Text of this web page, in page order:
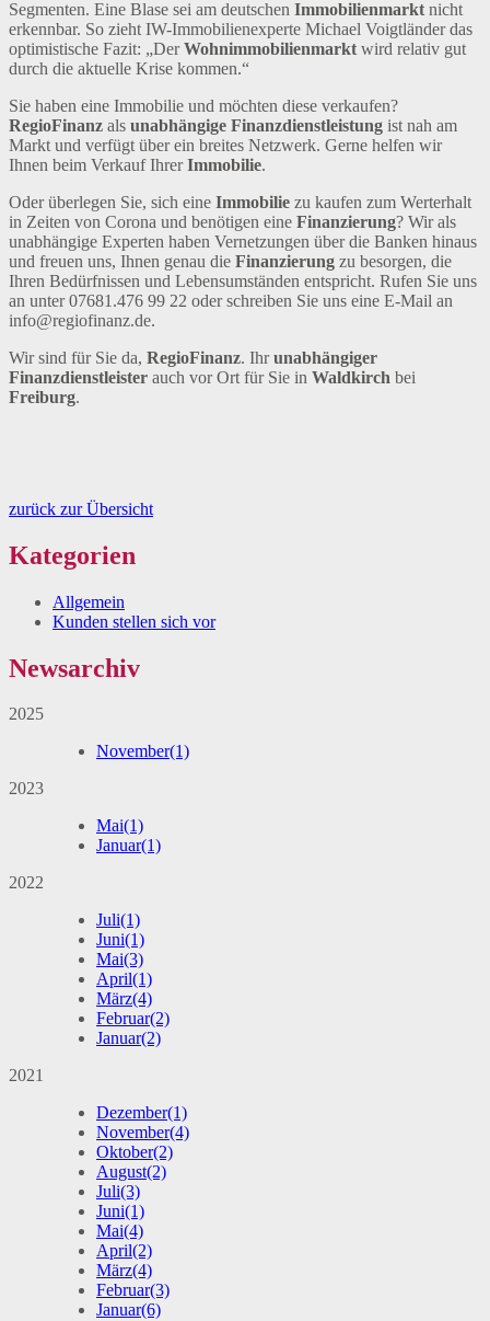
Segmenten. Eine Blase sei am deutschen Immobilienmarkt nicht
erkennbar. So zieht IW-Immobilienexperte Michael Voigtländer das
optimistische Fazit: „DerWohnimmobilienmarkt wird relativ gut
durch die aktuelle Krise kommen.“
Sie haben eine Immobilie und möchten diese verkaufen?
RegioFinanz als unabhängige Finanzdienstleistung ist nah am
Markt und verfügt über ein breites Netzwerk. Gerne helfen wir
Ihnen beim Verkauf IhrerImmobilie.
Oder überlegen Sie, sich eine Immobilie zu kaufen zum Werterhalt
in Zeiten von Corona und benötigen eine Finanzierung? Wir als
unabhängige Experten haben Vernetzungen über die Banken hinaus
und freuen uns, Ihnen genau die Finanzierung zu besorgen, die
Ihren Bedürfnissen und Lebensumständen entspricht. Rufen Sie uns
an unter 07681.476 99 22 oder schreiben Sie uns eine E-Mail an
info@regiofinanz.de.
Wir sind für Sie da, RegioFinanz. Ihrunabhängiger
Finanzdienstleister auch vor Ort für Sie in Waldkirch bei
Freiburg.
zurück zur Übersicht
Kategorien
Allgemein
Kunden stellen sich vor
Newsarchiv
2025
November(1)
2023
Mai(1)
Januar(1)
2022
Juli(1)
Juni(1)
Mai(3)
April(1)
März(4)
Februar(2)
Januar(2)
2021
Dezember(1)
November(4)
Oktober(2)
August(2)
Juli(3)
Juni(1)
Mai(4)
April(2)
März(4)
Februar(3)
Januar(6)